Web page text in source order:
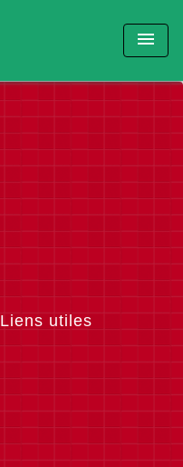
menu
Liens utiles